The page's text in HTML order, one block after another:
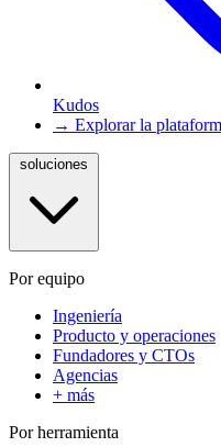
Kudos
→ Explorar la
Por equipo
Ingeniería
Producto y operaciones
Fundadores y CTOs
Agencias
+ más
Por herramienta